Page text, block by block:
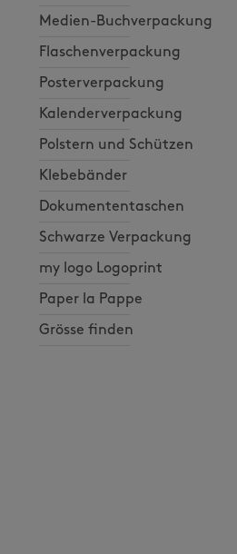
Medien-Buchverpackung
Flaschenverpackung
Posterverpackung
Kalenderverpackung
Polstern und Schützen
Klebebänder
Dokumententaschen
Schwarze Verpackung
my logo Logoprint
Paper la Pappe
Grösse finden